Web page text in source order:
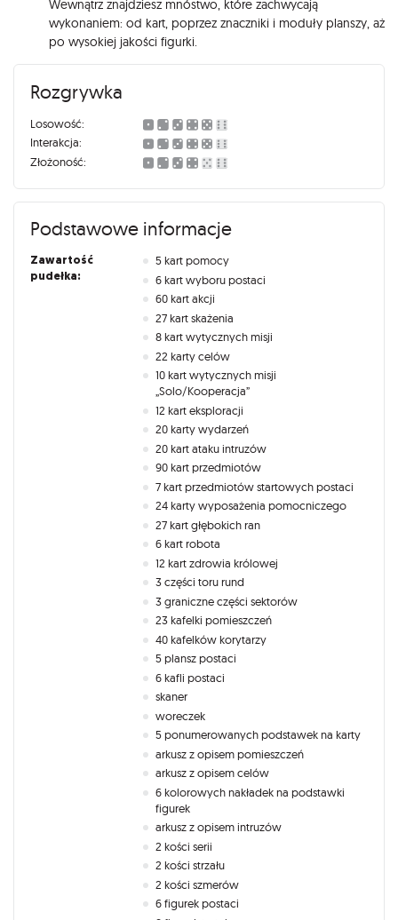
Wewnątrz znajdziesz mnóstwo, które zachwycają
wykonaniem: od kart, poprzez znaczniki i moduły planszy, aż
po wysokiej jakości figurki.
Rozgrywka
Losowość:
Interakcja:
Złożoność:
Podstawowe informacje
Zawartość
pudełka:
5 kart pomocy
6 kart wyboru postaci
60 kart akcji
27 kart skażenia
8 kart wytycznych misji
22 karty celów
10 kart wytycznych misji
„Solo/Kooperacja”
12 kart eksploracji
20 karty wydarzeń
20 kart ataku intruzów
90 kart przedmiotów
7 kart przedmiotów startowych postaci
24 karty wyposażenia pomocniczego
27 kart głębokich ran
6 kart robota
12 kart zdrowia królowej
3 części toru rund
3 graniczne części sektorów
23 kafelki pomieszczeń
40 kafelków korytarzy
5 plansz postaci
6 kafli postaci
skaner
woreczek
5 ponumerowanych podstawek na karty
arkusz z opisem pomieszczeń
arkusz z opisem celów
6 kolorowych nakładek na podstawki
figurek
arkusz z opisem intruzów
2 kości serii
2 kości strzału
2 kości szmerów
6 figurek postaci